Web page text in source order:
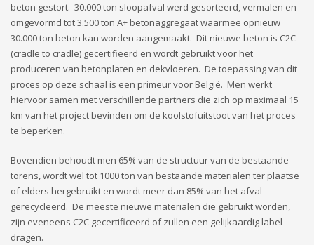
beton gestort. 30.000 ton sloopafval werd gesorteerd, vermalen en
omgevormd tot 3.500 ton A+ betonaggregaat waarmee opnieuw
30.000 ton beton kan worden aangemaakt. Dit nieuwe beton is C2C
(cradle to cradle) gecertifieerd en wordt gebruikt voor het
produceren van betonplaten en dekvloeren. De toepassing van dit
proces op deze schaal is een primeur voor België. Men werkt
hiervoor samen met verschillende partners die zich op maximaal 15
km van het project bevinden om de koolstofuitstoot van het proces
te beperken.
Bovendien behoudt men 65% van de structuur van de bestaande
torens, wordt wel tot 1000 ton van bestaande materialen ter plaatse
of elders hergebruikt en wordt meer dan 85% van het afval
gerecycleerd. De meeste nieuwe materialen die gebruikt worden,
zijn eveneens C2C gecertificeerd of zullen een gelijkaardig label
dragen.